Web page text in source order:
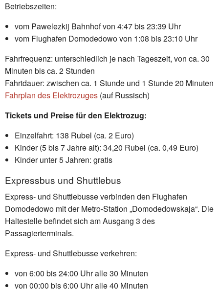
Betriebszeiten:
vom Pawelezkij Bahnhof von 4:47 bis 23:39 Uhr
vom Flughafen Domodedowo von 1:08 bis 23:10 Uhr
Fahrfrequenz: unterschiedlich je nach Tageszeit, von ca. 30
Minuten bis ca. 2 Stunden
Fahrtdauer: zwischen ca. 1 Stunde und 1 Stunde 20 Minuten
Fahrplan des Elektrozuges (auf Russisch)
Tickets und Preise für den Elektrozug:
Einzelfahrt: 138 Rubel (ca. 2 Euro)
Kinder (5 bis 7 Jahre alt): 34,20 Rubel (ca. 0,49 Euro)
Kinder unter 5 Jahren: gratis
Expressbus und Shuttlebus
Express- und Shuttlebusse verbinden den Flughafen
Domodedowo mit der Metro-Station „Domodedowskaja“. Die
Haltestelle befindet sich am Ausgang 3 des
Passagierterminals.
Express- und Shuttlebusse verkehren:
von 6:00 bis 24:00 Uhr alle 30 Minuten
von 00:00 bis 6:00 Uhr alle 40 Minuten